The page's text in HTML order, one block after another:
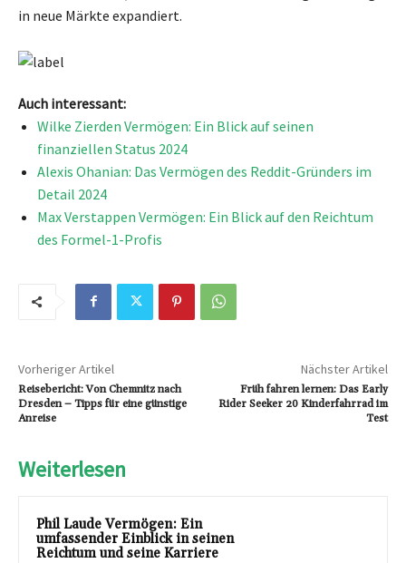
in neue Märkte expandiert.
Auch interessant:
Wilke Zierden Vermögen: Ein Blick auf seinen
finanziellen Status 2024
Alexis Ohanian: Das Vermögen des Reddit-Gründers im
Detail 2024
Max Verstappen Vermögen: Ein Blick auf den Reichtum
des Formel-1-Profis
Vorheriger Artikel
Reisebericht: Von Chemnitz nach
Dresden – Tipps für eine günstige
Anreise
Nächster Artikel
Früh fahren lernen: Das Early
Rider Seeker 20 Kinderfahrrad im
Test
Weiterlesen
Phil Laude Vermögen: Ein
umfassender Einblick in seinen
Reichtum und seine Karriere